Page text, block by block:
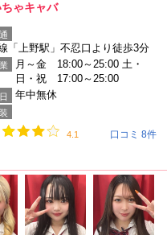
ゃキャバ
「上野駅」不忍口より徒歩3分
月～金 18:00～25:00 土・
日・祝 17:00～25:00
年中無休
4.1 口コミ 8件